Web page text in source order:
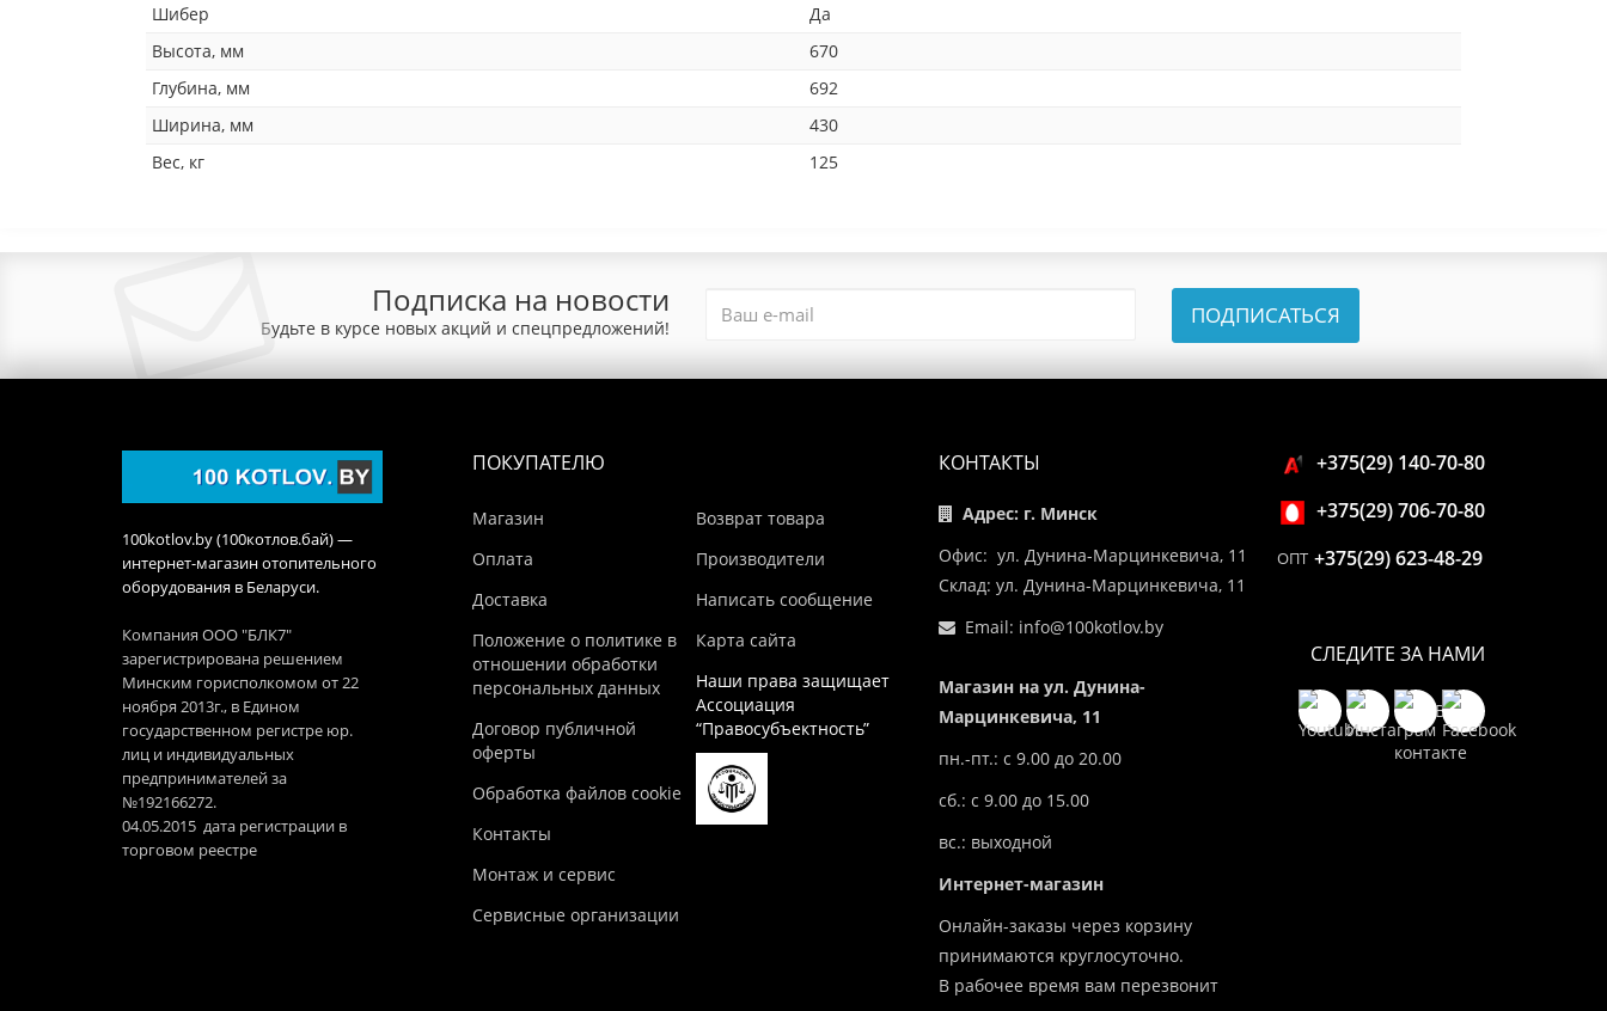
Шибер
Да
Высота, мм
670
Глубина, мм
692
Ширина, мм
430
Вес, кг
125
Подписка на новости
Будьте в курсе новых акций и спецпредложений! ПОДПИСАТЬСЯ
100kotlov.by (100котлов.бай) —
интернет-магазин отопительного
оборудования в Беларуси.
Компания ООО "БЛК7"
зарегистрирована решением
Минским горисполкомом от 22
ноября 2013г., в Едином
государственном регистре юр.
лиц и индивидуальных
предпринимателей за
№192166272.
04.05.2015 дата регистрации в
торговом реестре
ПОКУПАТЕЛЮ
Магазин
Оплата
Доставка
Положение о политике в
отношении обработки
персональных данных
Договор публичной
оферты
Обработка файлов cookie
Контакты
Монтаж и сервис
Сервисные организации
Возврат товара
Производители
Написать сообщение
Карта сайта
Наши права защищает
Ассоциация
“Правосубъектность”
КОНТАКТЫ
Адрес: г. Минск
Офис: ул. Дунина-Марцинкевича, 11
Склад: ул. Дунина-Марцинкевича, 11
Email: info@100kotlov.by
Магазин на ул. Дунина-
Марцинкевича, 11
пн.-пт.: с 9.00 до 20.00
сб.: с 9.00 до 15.00
вс.: выходной
Интернет-магазин
Онлайн-заказы через корзину
принимаются круглосуточно.
В рабочее время вам перезвонит
+375(29) 140-70-80
+375(29) 706-70-80
ОПТ +375(29) 623-48-29
СЛЕДИТЕ ЗА НАМИ